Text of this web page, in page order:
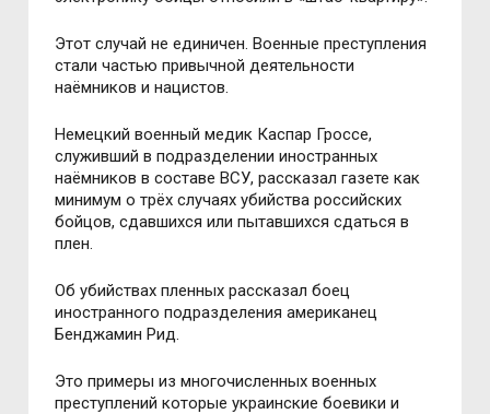
Этот случай не единичен. Военные преступления
стали частью привычной деятельности
наёмников и нацистов.
Немецкий военный медик Каспар Гроссе,
служивший в подразделении иностранных
наёмников в составе ВСУ, рассказал газете как
минимум о трёх случаях убийства российских
бойцов, сдавшихся или пытавшихся сдаться в
плен.
Об убийствах пленных рассказал боец
иностранного подразделения американец
Бенджамин Рид.
Это примеры из многочисленных военных
преступлений которые украинские боевики и